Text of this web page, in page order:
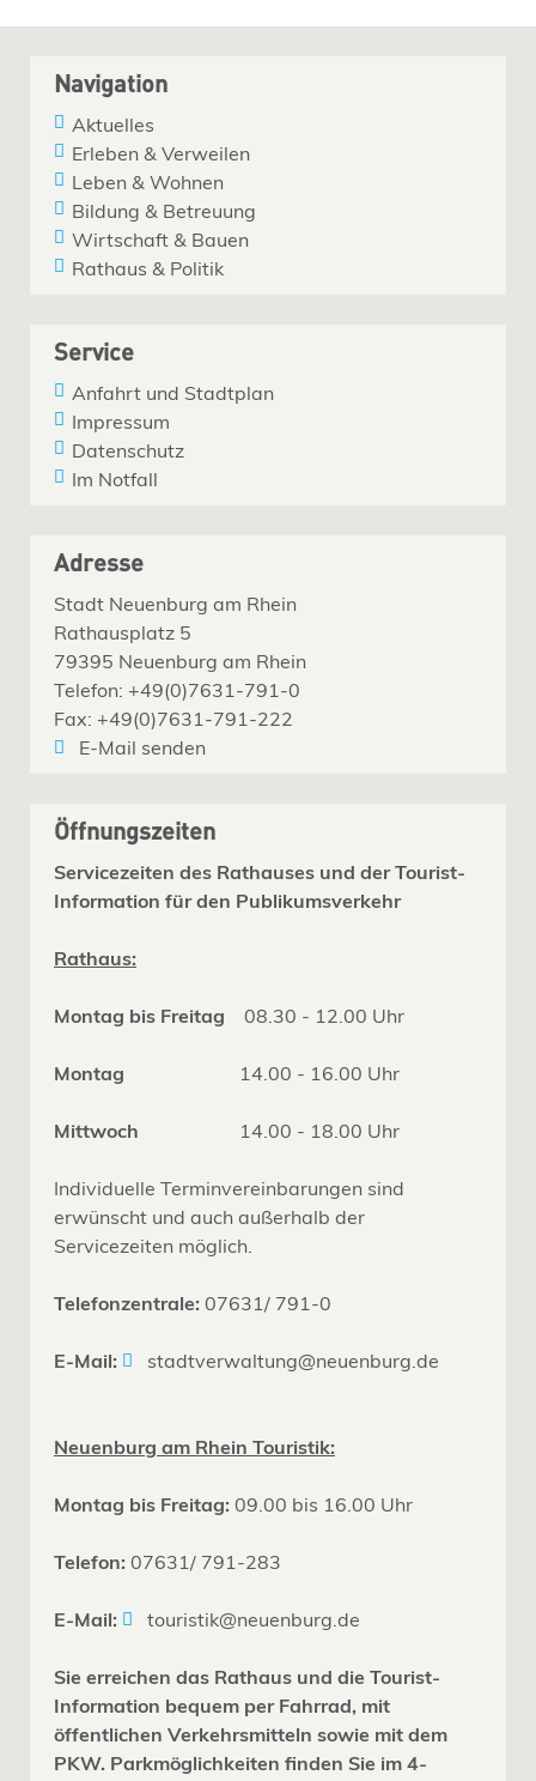
Navigation
Aktuelles
Erleben & Verweilen
Leben & Wohnen
Bildung & Betreuung
Wirtschaft & Bauen
Rathaus & Politik
Service
Anfahrt und Stadtplan
Impressum
Datenschutz
Im Notfall
Adresse
Stadt Neuenburg am Rhein
Rathausplatz 5
79395 Neuenburg am Rhein
Telefon: +49(0)7631-791-0
Fax: +49(0)7631-791-222
E-Mail senden
Öffnungszeiten
Servicezeiten des Rathauses und der Tourist-
Information für den Publikumsverkehr
Rathaus:
Montag bis Freitag 08.30 - 12.00 Uhr
Montag 14.00 - 16.00 Uhr
Mittwoch 14.00 - 18.00 Uhr
Individuelle Terminvereinbarungen sind
erwünscht und auch außerhalb der
Servicezeiten möglich.
Telefonzentrale: 07631/ 791-0
E-Mail: stadtverwaltung@neuenburg.de
Neuenburg am Rhein Touristik:
Montag bis Freitag: 09.00 bis 16.00 Uhr
Telefon: 07631/ 791-283
E-Mail: touristik@neuenburg.de
Sie erreichen das Rathaus und die Tourist-
Information bequem per Fahrrad, mit
öffentlichen Verkehrsmitteln sowie mit dem
PKW. Parkmöglichkeiten finden Sie im 4-